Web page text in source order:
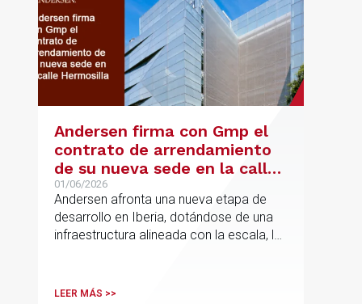
Andersen firma con Gmp el
contrato de arrendamiento
de su nueva sede en la calle
Hermosilla
01/06/2026
Andersen afronta una nueva etapa de
desarrollo en Iberia, dotándose de una
infraestructura alineada con la escala, la
LEER MÁS >>